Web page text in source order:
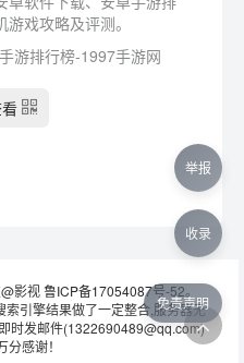
戏攻略及评测。
游排行榜-1997手游网
影视鲁ICP备17054087号-52。
引擎结果做了一定整合,服务器无
时发邮件(1322690489@qq.com)
分感谢！
免责声明
举报
收录